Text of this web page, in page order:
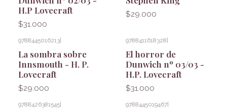
H.P Lovecraft
$31.000
$29.000
9788445016213|
La sombra sobre
Innsmouth - H. P.
Lovecraft
$29.000
9788411618328|
El horror de
Dunwich nº 03/03 -
H.P. Lovecraft
$31.000
9788426381545 9788445019467